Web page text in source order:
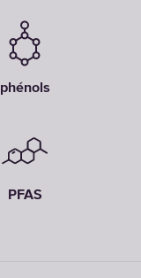
phénols
PFAS